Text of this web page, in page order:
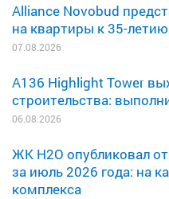
Alliance Novobud
на квартиры к 35-
07.08.2026
A136 Highlight Tower
строительства:
06.08.2026
ЖК H2O опубликовал
за июль 2026 года: на
комплекса